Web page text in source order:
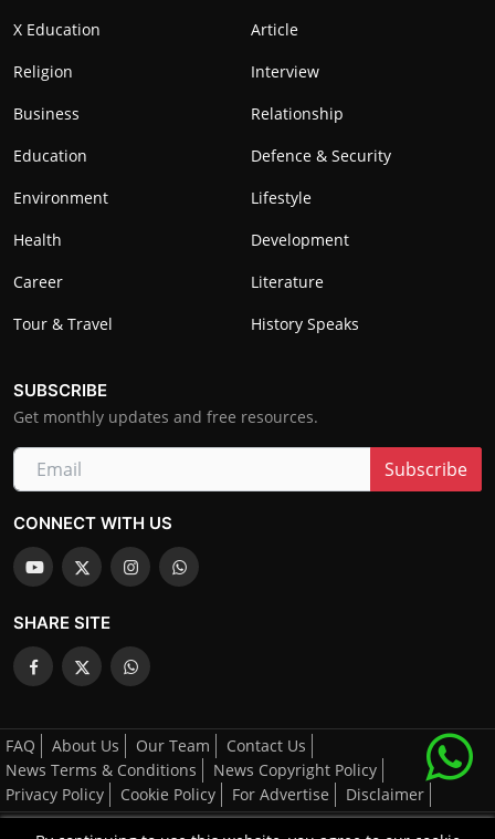
X Education
Article
Religion
Interview
Business
Relationship
Education
Defence & Security
Environment
Lifestyle
Health
Development
Career
Literature
Tour & Travel
History Speaks
SUBSCRIBE
Get monthly updates and free resources.
Subscribe
CONNECT WITH US
SHARE SITE
FAQ About Us Our Team
Contact Us
News Terms & Conditions
News Copyright Policy
Privacy Policy
Cookie Policy For Advertise Disclaimer